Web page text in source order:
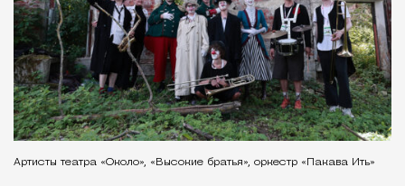
Артисты театра «Около», «Высокие братья», оркестр «Пакава Ить»